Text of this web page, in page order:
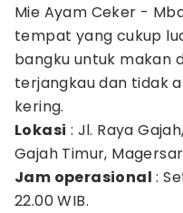
Mie Ayam Ceker -
tempat yang cukup
bangku untuk makan
terjangkau dan tidak
kering.
Lokasi : Jl. Raya
Gajah Timur,
Jam operasional :
22.00 WIB.